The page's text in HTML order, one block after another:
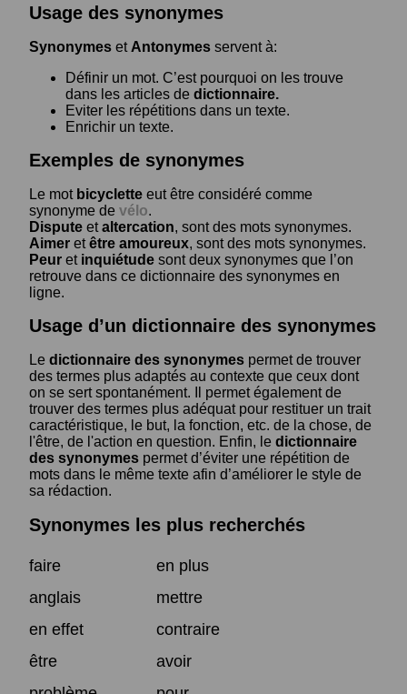
Usage des synonymes
Synonymes et Antonymes servent à:
Définir un mot. C’est pourquoi on les trouve
dans les articles de dictionnaire.
Eviter les répétitions dans un texte.
Enrichir un texte.
Exemples de synonymes
Le mot bicyclette eut être considéré comme
synonyme de vélo.
Dispute etaltercation, sont des mots synonymes.
Aimer etêtre amoureux, sont des mots synonymes.
Peur et inquiétude sont deux synonymes que l’on
retrouve dans ce dictionnaire des synonymes en
ligne.
Usage d’un dictionnaire des synonymes
Le dictionnaire des synonymes permet de trouver
des termes plus adaptés au contexte que ceux dont
on se sert spontanément. Il permet également de
trouver des termes plus adéquat pour restituer un trait
caractéristique, le but, la fonction, etc. de la chose, de
l'être, de l'action en question. Enfin, le dictionnaire
des synonymes permet d’éviter une répétition de
mots dans le même texte afin d’améliorer le style de
sa rédaction.
Synonymes les plus recherchés
faire
en plus
anglais
mettre
en effet
contraire
être
avoir